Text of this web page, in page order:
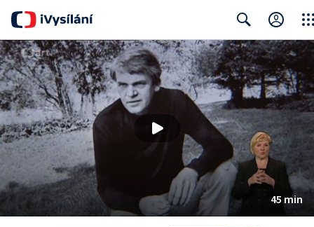
Search
45 min